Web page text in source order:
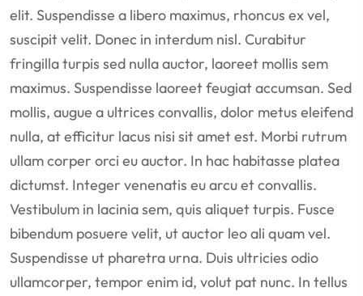
elit. Suspendisse a libero maximus, rhoncus ex vel,
suscipit velit. Donec in interdum nisl. Curabitur
fringilla turpis sed nulla auctor, laoreet mollis sem
maximus. Suspendisse laoreet feugiat accumsan. Sed
mollis, augue a ultrices convallis, dolor metus eleifend
nulla, at efficitur lacus nisi sit amet est. Morbi rutrum
ullam corper orci eu auctor. In hac habitasse platea
dictumst. Integer venenatis eu arcu et convallis.
Vestibulum in lacinia sem, quis aliquet turpis. Fusce
bibendum posuere velit, ut auctor leo ali quam vel.
Suspendisse ut pharetra urna. Duis ultricies odio
ullamcorper, tempor enim id, volut pat nunc. In tellus